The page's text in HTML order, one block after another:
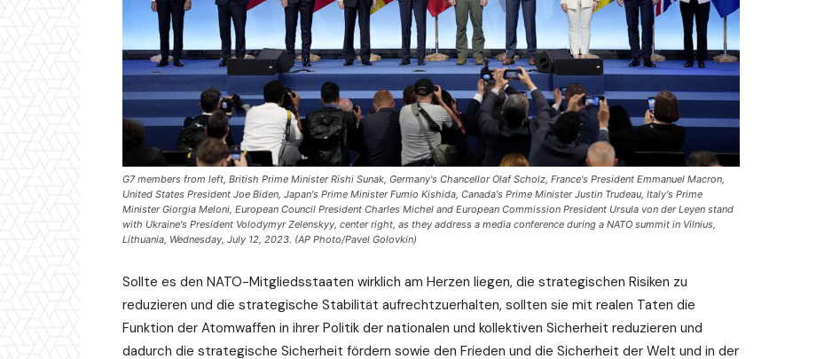
G7 members from left, British Prime Minister Rishi Sunak, Germany's Chancellor Olaf Scholz, France's President Emmanuel Macron,
United States President Joe Biden, Japan's Prime Minister Fumio Kishida, Canada's Prime Minister Justin Trudeau, Italy's Prime
Minister Giorgia Meloni, European Council President Charles Michel and European Commission President Ursula von der Leyen stand
with Ukraine's President Volodymyr Zelenskyy, center right, as they address a media conference during a NATO summit in Vilnius,
Lithuania, Wednesday, July 12, 2023. (AP Photo/Pavel Golovkin)
Sollte es den NATO-Mitgliedsstaaten wirklich am Herzen liegen, die strategischen Risiken zu
reduzieren und die strategische Stabilität aufrechtzuerhalten, sollten sie mit realen Taten die
Funktion der Atomwaffen in ihrer Politik der nationalen und kollektiven Sicherheit reduzieren und
dadurch die strategische Sicherheit fördern sowie den Frieden und die Sicherheit der Welt und in der